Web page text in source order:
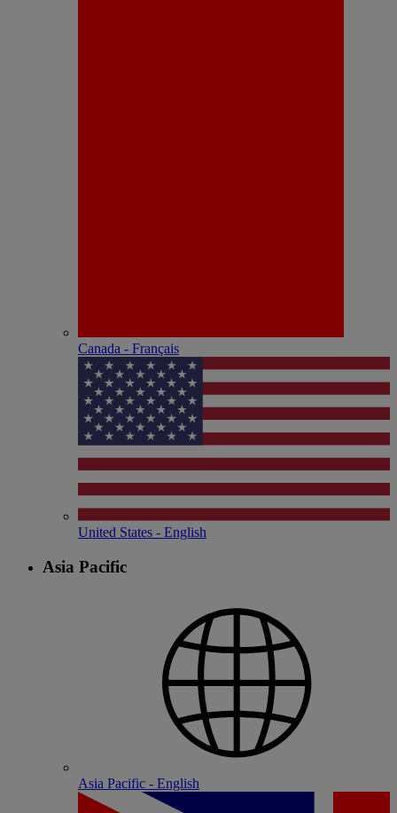
Canada - Français
United States - English
Asia Pacific
Asia Pacific - English